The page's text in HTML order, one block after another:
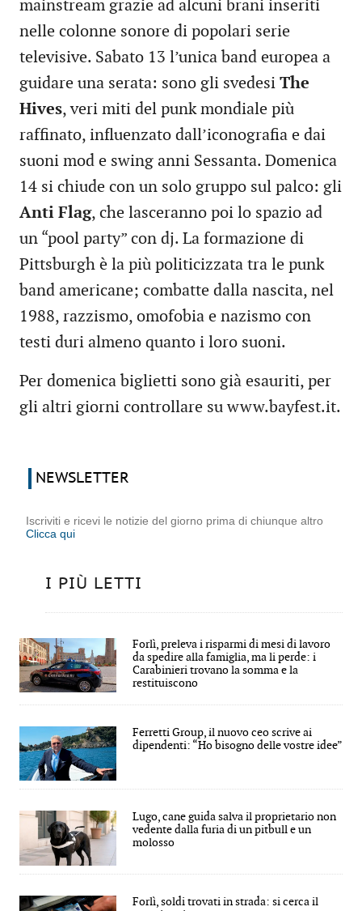
mainstream grazie ad alcuni brani inseriti
nelle colonne sonore di popolari serie
televisive. Sabato 13 l’unica band europea a
guidare una serata: sono gli svedesi The
Hives, veri miti del punk mondiale più
raffinato, influenzato dall’iconografia e dai
suoni mod e swing anni Sessanta. Domenica
14 si chiude con un solo gruppo sul palco: gli
Anti Flag, che lasceranno poi lo spazio ad
un “pool party” con dj. La formazione di
Pittsburgh è la più politicizzata tra le punk
band americane; combatte dalla nascita, nel
1988, razzismo, omofobia e nazismo con
testi duri almeno quanto i loro suoni.
Per domenica biglietti sono già esauriti, per
gli altri giorni controllare su www.bayfest.it.
NEWSLETTER
Iscriviti e ricevi le notizie del giorno prima di chiunque altro
Clicca qui
I PIÙ LETTI
Forlì, preleva i risparmi di mesi di lavoro
da spedire alla famiglia, ma li perde: i
Carabinieri trovano la somma e la
restituiscono
Ferretti Group, il nuovo ceo scrive ai
dipendenti: “Ho bisogno delle vostre idee”
Lugo, cane guida salva il proprietario non
vedente dalla furia di un pitbull e un
molosso
Forlì, soldi trovati in strada: si cerca il